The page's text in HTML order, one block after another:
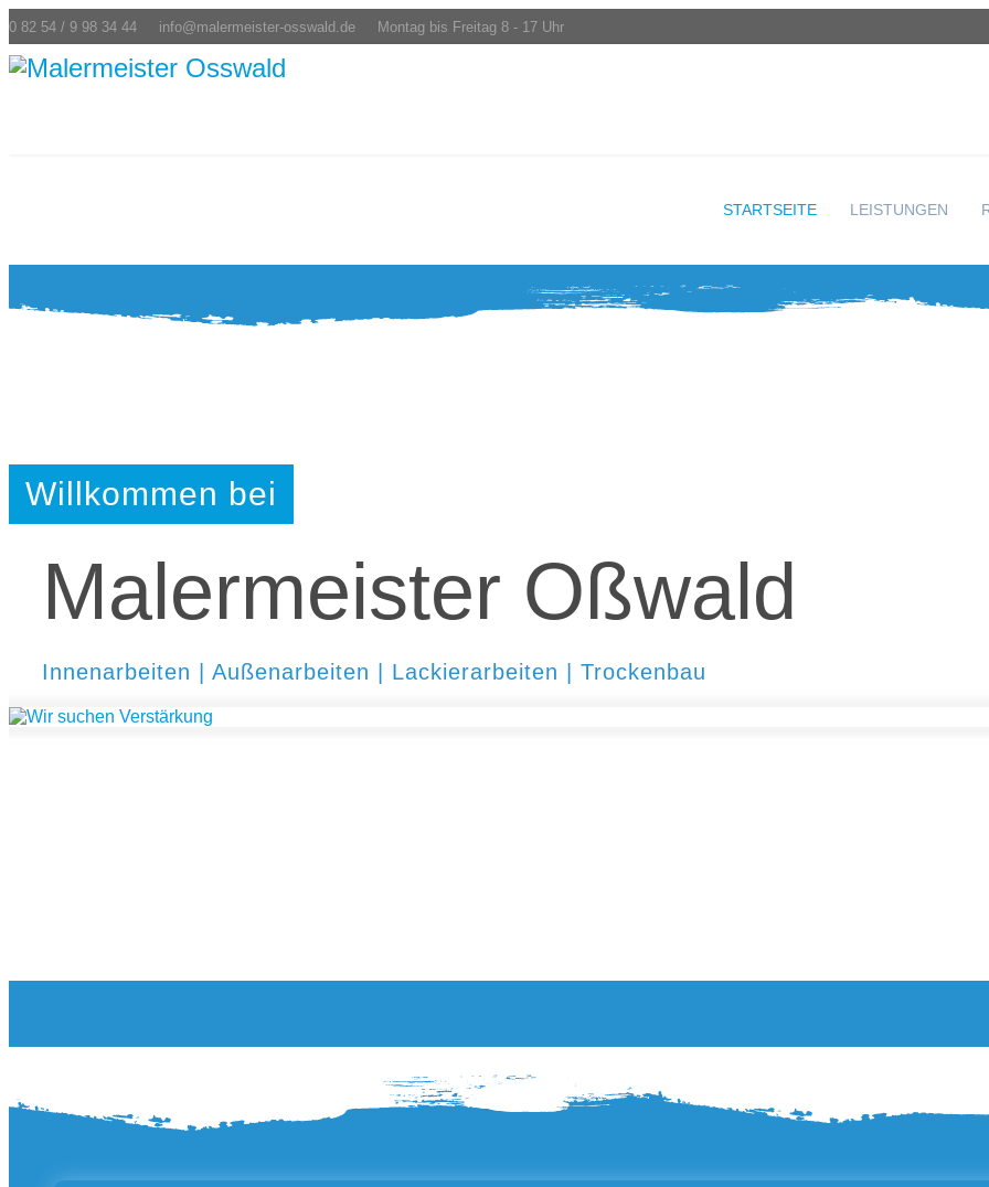
0 82 54 / 9 98 34 44 info@malermeister-osswald.de Montag bis Freitag 8 - 17 Uhr
STARTSEITE LEISTUNGEN
Willkommen bei
Malermeister Oßwald
Innenarbeiten | Außenarbeiten | Lackierarbeiten | Trockenbau